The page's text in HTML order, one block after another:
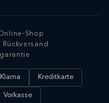
Shop
Klarna Kreditkarte
Vorkasse